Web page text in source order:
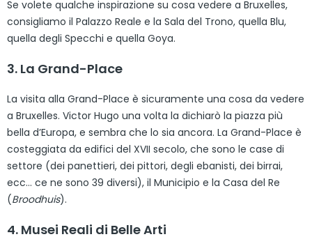
Se volete qualche inspirazione su cosa vedere a Bruxelles,
consigliamo il Palazzo Reale e la Sala del Trono, quella Blu,
quella degli Specchi e quella Goya.
3. La Grand-Place
La visita alla Grand-Place è sicuramente una cosa da vedere
a Bruxelles. Victor Hugo una volta la dichiarò la piazza più
bella d’Europa, e sembra che lo sia ancora. La Grand-Place è
costeggiata da edifici del XVII secolo, che sono le case di
settore (dei panettieri, dei pittori, degli ebanisti, dei birrai,
ecc… ce ne sono 39 diversi), il Municipio e la Casa del Re
(Broodhuis).
4. Musei Reali di Belle Arti